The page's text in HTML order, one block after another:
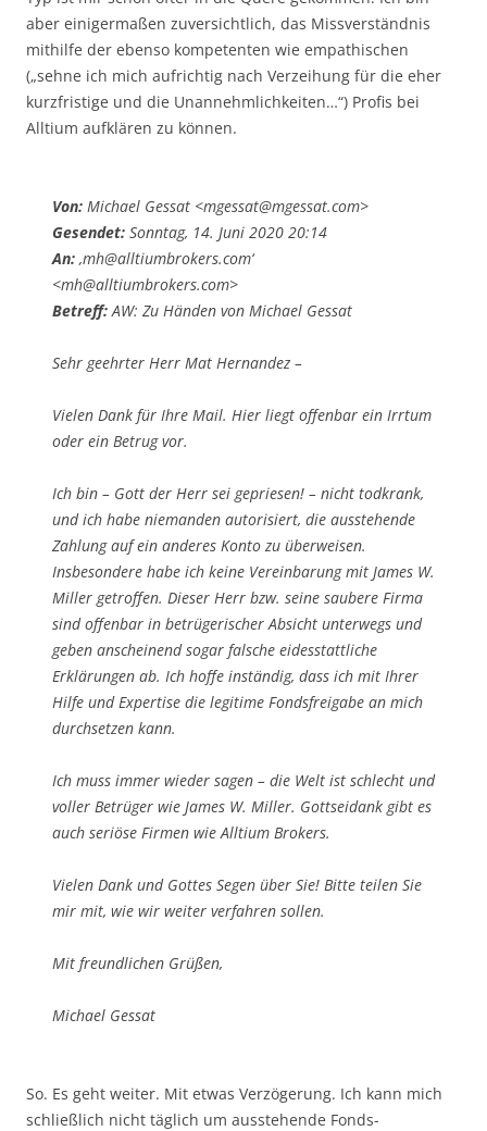
aber einigermaßen zuversichtlich, das Missverständnis
mithilfe der ebenso kompetenten wie empathischen
(„sehne ich mich aufrichtig nach Verzeihung für die eher
kurzfristige und die Unannehmlichkeiten…“) Profis bei
Alltium aufklären zu können.
Von: Michael Gessat <mgessat@mgessat.com>
Gesendet: Sonntag, 14. Juni 2020 20:14
An: ‚mh@alltiumbrokers.com‘
<mh@alltiumbrokers.com>
Betreff: AW: Zu Händen von Michael Gessat
Sehr geehrter Herr Mat Hernandez –
Vielen Dank für Ihre Mail. Hier liegt offenbar ein Irrtum
oder ein Betrug vor.
Ich bin – Gott der Herr sei gepriesen! – nicht todkrank,
und ich habe niemanden autorisiert, die ausstehende
Zahlung auf ein anderes Konto zu überweisen.
Insbesondere habe ich keine Vereinbarung mit James W.
Miller getroffen. Dieser Herr bzw. seine saubere Firma
sind offenbar in betrügerischer Absicht unterwegs und
geben anscheinend sogar falsche eidesstattliche
Erklärungen ab. Ich hoffe inständig, dass ich mit Ihrer
Hilfe und Expertise die legitime Fondsfreigabe an mich
durchsetzen kann.
Ich muss immer wieder sagen – die Welt ist schlecht und
voller Betrüger wie James W. Miller. Gottseidank gibt es
auch seriöse Firmen wie Alltium Brokers.
Vielen Dank und Gottes Segen über Sie! Bitte teilen Sie
mir mit, wie wir weiter verfahren sollen.
Mit freundlichen Grüßen,
Michael Gessat
So. Es geht weiter. Mit etwas Verzögerung. Ich kann mich
schließlich nicht täglich um ausstehende Fonds-